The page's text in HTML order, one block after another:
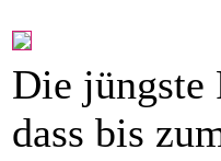
Die jüngste
dass bis